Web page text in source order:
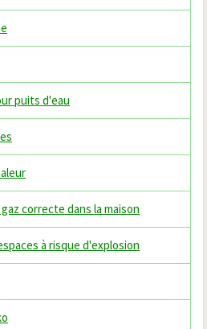
puits d'eau
correcte dans la maison
à risque d'explosion